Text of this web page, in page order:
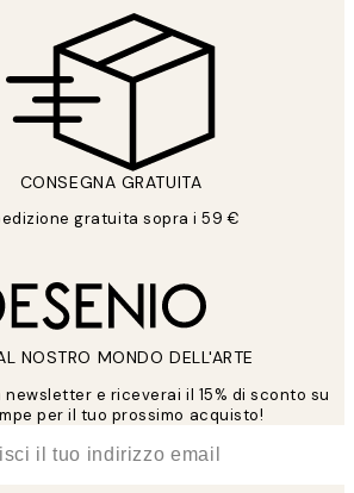
CONSEGNA GRATUITA
gratuita sopra i 59 €
NOSTRO MONDO DELL'ARTE
e riceverai il 15% di sconto su
per il tuo prossimo acquisto!